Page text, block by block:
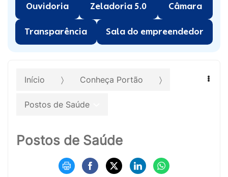
Ouvidoria Zeladoria 5.0 Câmara
Transparência Sala do empreendedor
Início Conheça Portão
Postos de Saúde
Postos de Saúde